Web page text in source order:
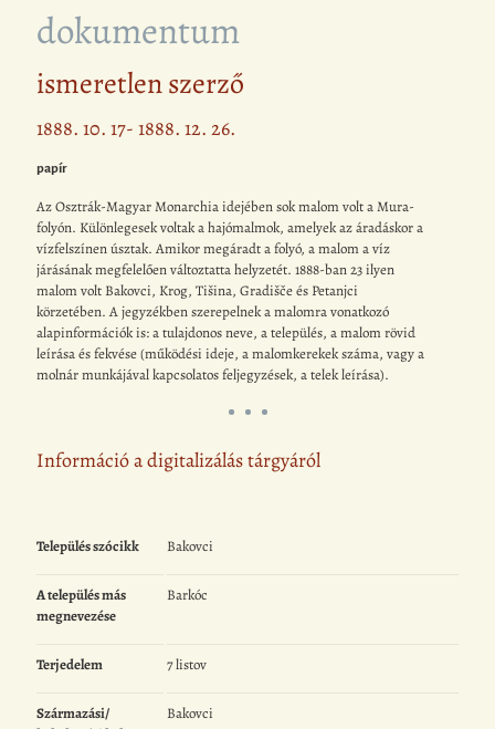
dokumentum
ismeretlen szerző
1888. 10. 17- 1888. 12. 26.
papír
Az Osztrák-Magyar Monarchia idejében sok malom volt a Mura-
folyón. Különlegesek voltak a hajómalmok, amelyek az áradáskor a
vízfelszínen úsztak. Amikor megáradt a folyó, a malom a víz
járásának megfelelően változtatta helyzetét. 1888-ban 23 ilyen
malom volt Bakovci, Krog, Tišina, Gradišče és Petanjci
körzetében. A jegyzékben szerepelnek a malomra vonatkozó
alapinformációk is: a tulajdonos neve, a település, a malom rövid
leírása és fekvése (működési ideje, a malomkerekek száma, vagy a
molnár munkájával kapcsolatos feljegyzések, a telek leírása).
Információ a digitalizálás tárgyáról
Település szócikk Bakovci
A település más
megnevezése
Barkóc
Terjedelem 7 listov
Származási/
Bakovci